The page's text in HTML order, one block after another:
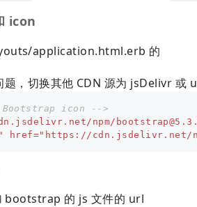
icon
application.html.erb 的
，切换其他 CDN 源为 jsDelivr 或
Bootstrap icon -->
npm/
href="https://cdn.jsdelivr.net/
的 js 文件的 url